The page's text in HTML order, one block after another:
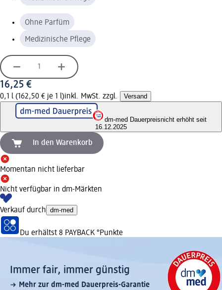
Ohne Parfüm
Medizinische Pflege
16,25 €
0,1 l (162,50 € je 1 l)inkl. MwSt. zzgl. Versand
dm-med Dauerpreisnicht erhöht seit
16.12.2025
In den Warenkorb
Momentan nicht lieferbar
Nicht verfügbar in dm-Märkten
Verkauf durch dm-med
Du erhältst 8 PAYBACK °Punkte
Immer fair,­ immer günstig
Mehr zur dm-med Dauerpreis-Garantie